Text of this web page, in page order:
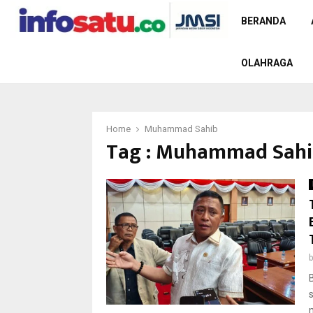
BERANDA
OLAHRAGA
Home Muhammad Sahib
Tag : Muhammad